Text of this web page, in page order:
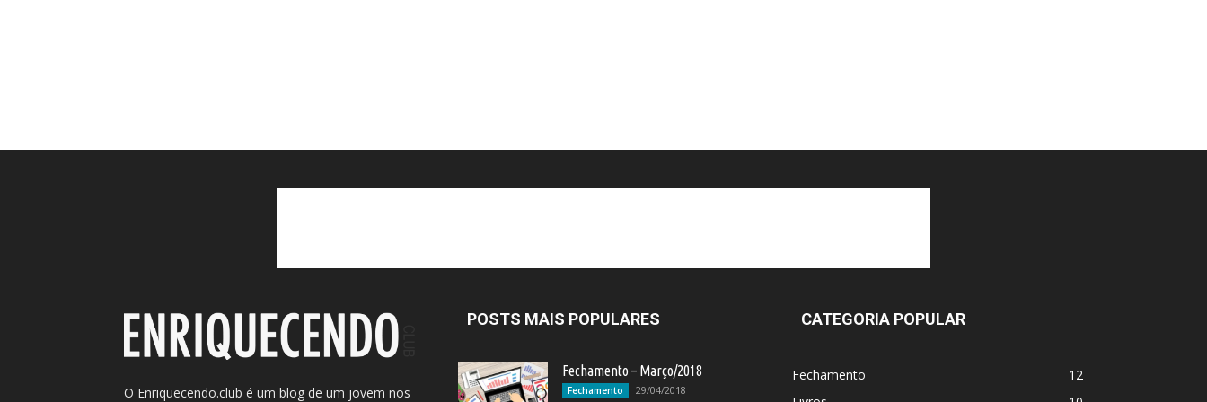
O Enriquecendo.club é um blog de um jovem nos
POSTS MAIS POPULARES
Fechamento – Março/2018
Fechamento 29/04/2018
CATEGORIA POPULAR
Fechamento
12